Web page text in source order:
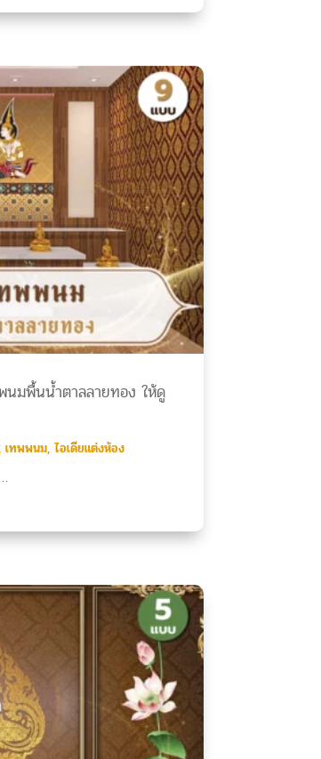
นมพื้นน้ำตาลลายทอง ให้ดู
เทพพนม, ไอเดียแต่งห้อง